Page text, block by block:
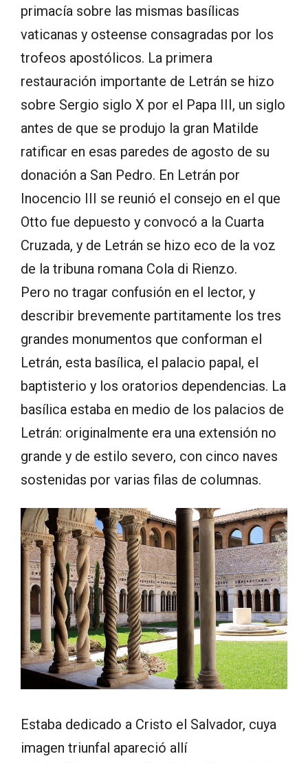
primacía sobre las mismas basílicas
vaticanas y osteense consagradas por los
trofeos apostólicos. La primera
restauración importante de Letrán se hizo
sobre Sergio siglo X por el Papa III, un siglo
antes de que se produjo la gran Matilde
ratificar en esas paredes de agosto de su
donación a San Pedro. En Letrán por
Inocencio III se reunió el consejo en el que
Otto fue depuesto y convocó a la Cuarta
Cruzada, y de Letrán se hizo eco de la voz
de la tribuna romana Cola di Rienzo.
Pero no tragar confusión en el lector, y
describir brevemente partitamente los tres
grandes monumentos que conforman el
Letrán, esta basílica, el palacio papal, el
baptisterio y los oratorios dependencias. La
basílica estaba en medio de los palacios de
Letrán: originalmente era una extensión no
grande y de estilo severo, con cinco naves
sostenidas por varias filas de columnas.
Estaba dedicado a Cristo el Salvador, cuya
imagen triunfal apareció allí